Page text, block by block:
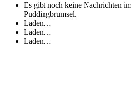
Es gibt noch keine Nachrichten
Puddingbrumsel.
Laden…
Laden…
Laden…